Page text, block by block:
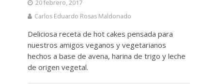
20 febrero, 2017
Carlos Eduardo Rosas Maldonado
Deliciosa receta de hot cakes pensada para
nuestros amigos veganos y vegetarianos
hechos a base de avena, harina de trigo y leche
de origen vegetal.